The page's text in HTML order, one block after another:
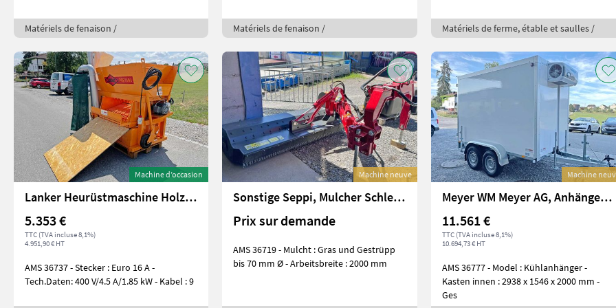
Matériels de fenaison / Matériels de fenaison / Matériels de ferme, étable et saulles /
Machine d’occasion
Lanker Heurüstmaschine Holzzinken HM
5.353 €
TTC (TVA incluse 8,1%)
4.951,90 € HT
AMS 36737 - Stecker : Euro 16 A -
Tech.Daten: 400 V/4.5 A/1.85 kW - Kabel : 9
Machine neuve
Sonstige Seppi, Mulcher Schlegel S7 avs 200
Prix sur demande
AMS 36719 - Mulcht : Gras und Gestrüpp
bis 70 mm Ø - Arbeitsbreite : 2000 mm
Machine
Meyer WM Meyer AG, Anhänger Auto AZKF 2730/155 Kühlanh
11.561 €
TTC (TVA incluse 8,1%)
10.694,73 € HT
AMS 36777 - Model : Kühlanhänger -
Kasten innen : 2938 x 1546 x 2000 mm -
Ges